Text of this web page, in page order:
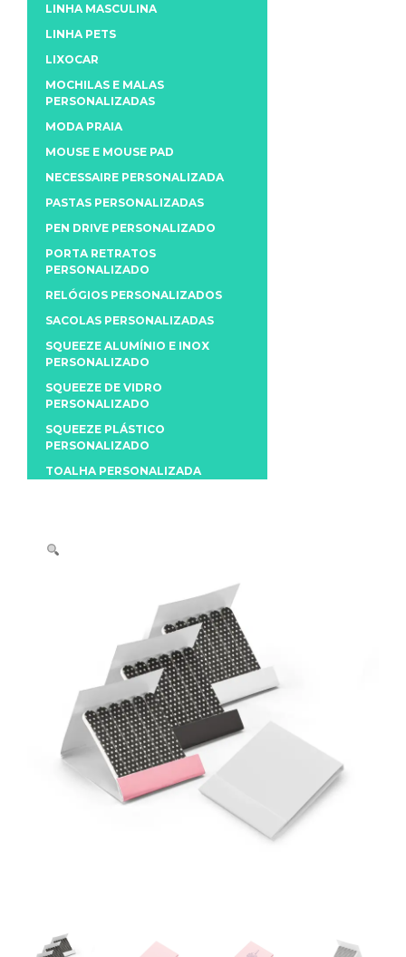
LINHA MASCULINA
LINHA PETS
LIXOCAR
MOCHILAS E MALAS
PERSONALIZADAS
MODA PRAIA
MOUSE E MOUSE PAD
NECESSAIRE PERSONALIZADA
PASTAS PERSONALIZADAS
PEN DRIVE PERSONALIZADO
PORTA RETRATOS
PERSONALIZADO
RELÓGIOS PERSONALIZADOS
SACOLAS PERSONALIZADAS
SQUEEZE ALUMÍNIO E INOX
PERSONALIZADO
SQUEEZE DE VIDRO
PERSONALIZADO
SQUEEZE PLÁSTICO
PERSONALIZADO
TOALHA PERSONALIZADA